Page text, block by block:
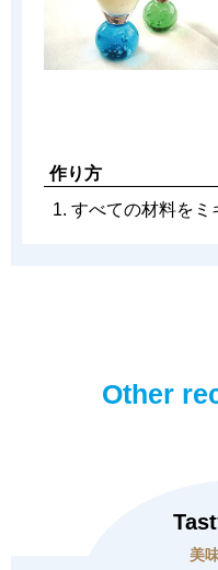
作り方
すべての材料をミ
Other
美